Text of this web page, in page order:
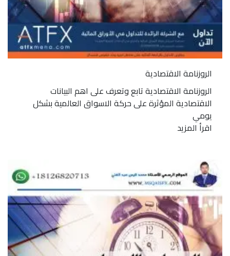
الروزنامة الاقتصادية
الروزنامة الاقتصادية تابع وتعرف على اهم البيانات
الاقتصادية المؤثرة على حركة الاسواق العالمية بشكل
يومي
اقرأ المزيد